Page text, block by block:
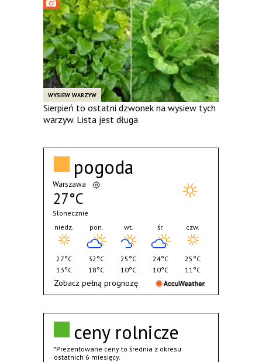
WYSIEW WARZYW
Sierpień to ostatni dzwonek na wysiew tych
warzyw. Lista jest długa
ceny rolnicze
*Prezentowane ceny to średnia z okresu
ostatnich 6 miesięcy.
pogoda
Warszawa
27°C
Słonecznie
niedz.
27°C
13°C
pon.
32°C
18°C
wt.
25°C
10°C
śr.
24°C
10°C
czw.
25°C
11°C
Zobacz pełną prognozę